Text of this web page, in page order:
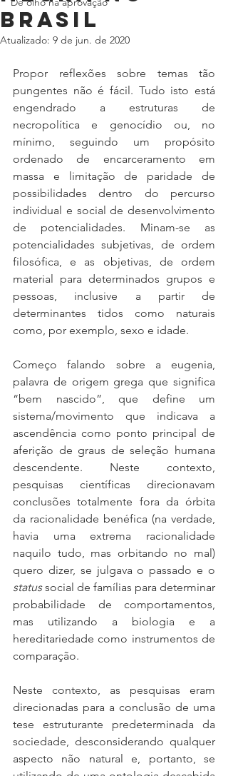
Brasil
Atualizado: 9 de jun. de 2020
Propor reflexões sobre temas tão
pungentes não é fácil. Tudo isto está
engendrado a estruturas de
necropolítica e genocídio ou, no
mínimo, seguindo um propósito
ordenado de encarceramento em
massa e limitação de paridade de
possibilidades dentro do percurso
individual e social de desenvolvimento
de potencialidades. Minam-se as
potencialidades subjetivas, de ordem
filosófica, e as objetivas, de ordem
material para determinados grupos e
pessoas, inclusive a partir de
determinantes tidos como naturais
como, por exemplo, sexo e idade.
Começo falando sobre a eugenia,
palavra de origem grega que significa
“bem nascido”, que define um
sistema/movimento que indicava a
ascendência como ponto principal de
aferição de graus de seleção humana
descendente. Neste contexto,
pesquisas científicas direcionavam
conclusões totalmente fora da órbita
da racionalidade benéfica (na verdade,
havia uma extrema racionalidade
naquilo tudo, mas orbitando no mal)
status social de famílias para determinar
probabilidade de comportamentos,
mas utilizando a biologia e a
hereditariedade como instrumentos de
comparação.
Neste contexto, as pesquisas eram
direcionadas para a conclusão de uma
tese estruturante predeterminada da
sociedade, desconsiderando qualquer
aspecto não natural e, portanto, se